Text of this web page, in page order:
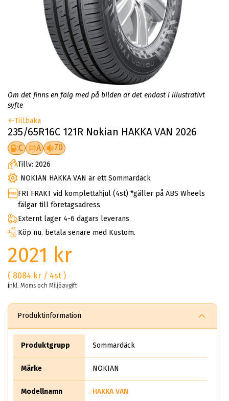
Om det finns en fälg med på bilden är det endast i illustrativt
syfte
Tillbaka
235/65R16C 121R Nokian HAKKA VAN 2026
C A 70
Tillv: 2026
NOKIAN HAKKA VAN är ett Sommardäck
FRI FRAKT vid komplettahjul (4st) *gäller på ABS Wheels
fälgar till företagsadress
Externt lager 4-6 dagars leverans
Köp nu. betala senare med Kustom.
2021 kr
( 8084 kr / 4st )
inkl. Moms och Miljöavgift
Produktinformation
Produktgrupp Sommardäck
Märke NOKIAN
Modellnamn HAKKA VAN